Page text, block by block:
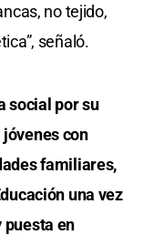
no tejido,
señaló.
social por su
con
familiares,
una vez
puesta en